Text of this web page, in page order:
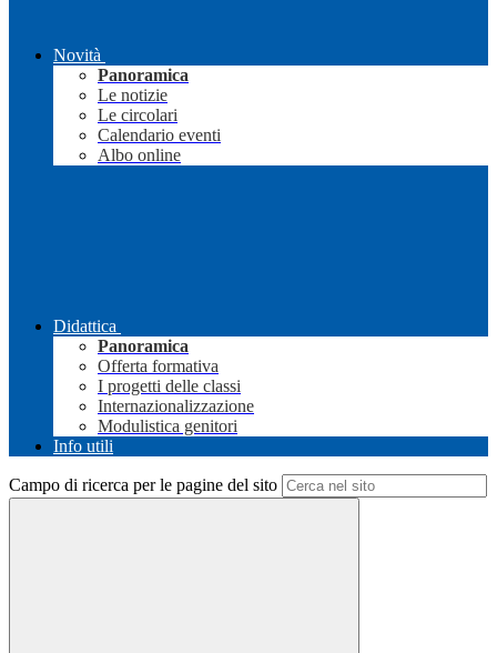
Novità
Panoramica
Le notizie
Le circolari
Calendario eventi
Albo online
Didattica
Panoramica
Offerta formativa
I progetti delle classi
Internazionalizzazione
Modulistica genitori
Info utili
Campo di ricerca per le pagine del sito